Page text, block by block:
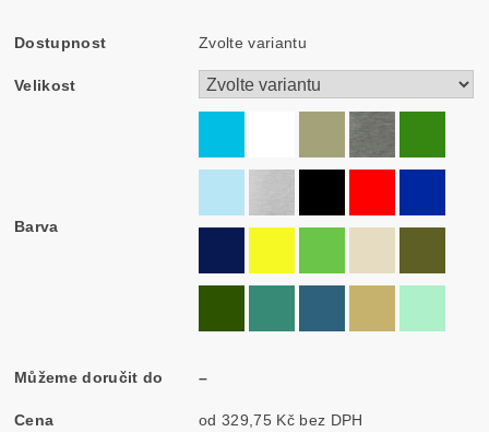
Dostupnost Zvolte variantu
Velikost
Barva
Můžeme doručit do –
Cena od 329,75 Kč bez DPH